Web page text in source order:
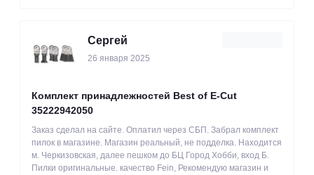
Сергей
26 января 2025
Комплект принадлежностей Best of E-Cut
35222942050
Заказ сделал на сайте. Оплатил через СБП. Забрал комплект
пилок в магазине. Магазин реальный, не подделка. Находится
м. Черкизовская, далее пешком до БЦ Город Хобби, вход Б.
Пилки оригинальные. качество Fein, Рекомендую магазин и